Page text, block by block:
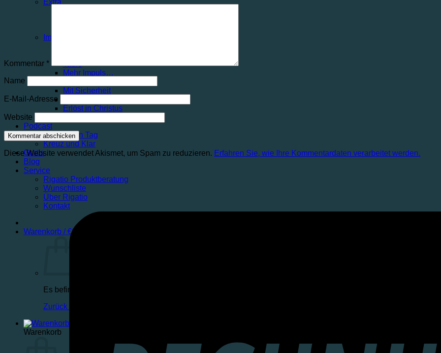
Extra
Impuls
Taufe
Mehr Impuls…
Mit Sicherheit
Erlöst in Christus
Podcast
Start in den Tag
Kreuz und Klar
Gratis
Blog
Service
Rigatio Produktberatung
Wunschliste
Über Rigatio
Kontakt
Warenkorb /€0,00
Es befinden sich keine Produkte im Warenkorb.
Zurück zum Shop
Warenkorb
Kommentar *
Name
E-Mail-Adresse
Website
Diese Website verwendet Akismet, um Spam zu reduzieren. Erfahren Sie, wie Ihre Kommentardaten verarbeitet werden.